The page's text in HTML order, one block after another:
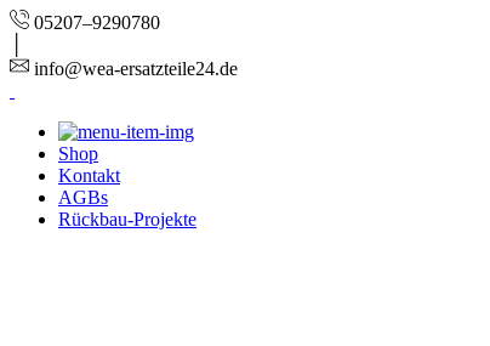
05207–9290780
info@wea-ersatzteile24.de
Shop
Kontakt
AGBs
Rückbau-Projekte